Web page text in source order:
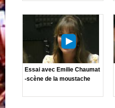
Essai avec Emilie Chaumat
-scène de la moustache